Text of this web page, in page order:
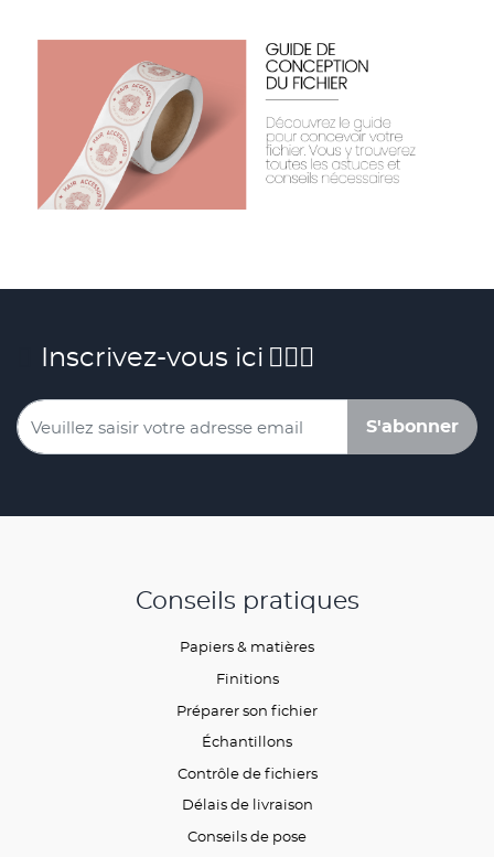
Inscrivez-vous ici
S'abonner
Conseils pratiques
Papiers & matières
Finitions
Préparer son fichier
Échantillons
Contrôle de fichiers
Délais de livraison
Conseils de pose